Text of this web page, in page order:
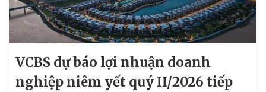
VCBS dự báo lợi nhuận doanh
nghiệp niêm yết quý II/2026 tiếp